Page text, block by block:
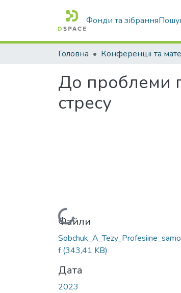
Фонди та зібрання
Головна
До проблеми
стресу
Вантажиться...
Файли
f(343,41 KB)
Дата
2023